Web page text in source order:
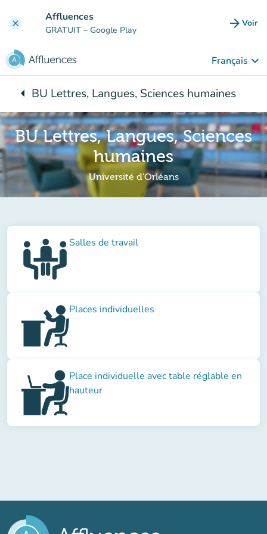
clear Affluences
GRATUIT – Google Play arrow_forward Voir
Français keyboard_arrow_down
arrow_leftRetour à :
BU Lettres, Langues, Sciences humaines
BU Lettres, Langues, Sciences
humaines
Université d'Orléans
Salles de travail
Places individuelles
Place individuelle avec table réglable en
hauteur